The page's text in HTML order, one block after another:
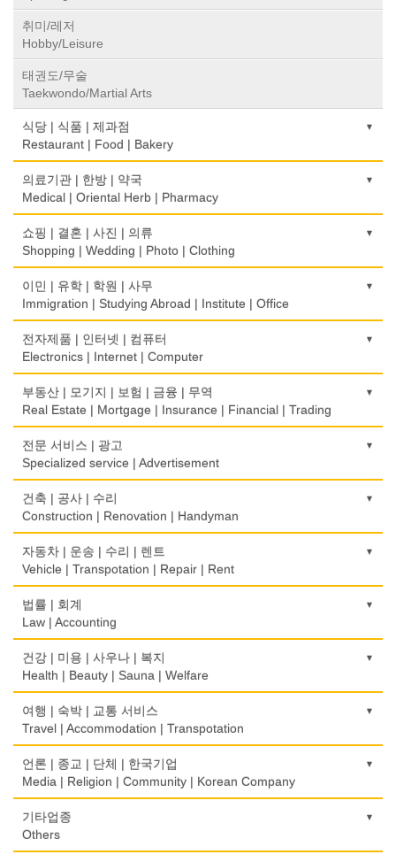
취미/레저
Hobby/Leisure
태권도/무술
Taekwondo/Martial Arts
식당 | 식품 | 제과점
Restaurant | Food | Bakery
농장
Farm
떡집/방앗간
Rice Cake
Fish Market
Restaurant
식당장비
Food Equipment
식품점
Korean Food
Food Manufacturing
와인제조
정육점
제과점
Bakery
식품도매
Food Distributors
의료기관 | 한방 | 약국
Medical | Oriental Herb | Pharmacy
의사-검안의
Optometrist
보청기
Hearing Aid
Bidet
Psychologist/Psychiatrist
안경점
Optical Stores
의료기구
Medical Instruments
Denturist
한의원/한약
약국
의사-내과
Internal Medicine
의사-물리치료/카이로 프랙터
Physiotherapy/Chiropractic Clinic
의사-비뇨기과
의사-산부인과
Obstetrician
쇼핑 | 결혼 | 사진 | 의류
Shopping | Wedding | Photo | Clothing
한복집
Korean Costume
유리/거울/액자
Glass/Mirror/Frame
Children's Ware
Wedding
인터넷 쇼핑
Internet Shopping
결혼상담
Marriage Consulting
Florist
모피점
백화점/선물센터
보석/귀금속/시계
Jeweler/Jeweller
비디오-사진/촬영/편집/공급
Video Service
사진촬영
이민 | 유학 | 학원 | 사무
Immigration | Studying Abroad | Institute | Office
이민/유학
Immigration/Studying Abroad
사무기기
Office Equipment
Stationery/Office Equipment
Book Store
운전학원
Driving School
한글학교
Korean Language School
Boarding House
학교/학원
School/Academy
개인지도-체육
개인지도-음악
Private Lesson-Music
개인지도-옷수선
Private Lesson-Alteration
전자제품 | 인터넷 | 컴퓨터
Electronics | Internet | Computer
금전등록기
Cash Register
인터넷 서비스/까페
Internet Service/Cafe
전자제품 판매/수리
Electronic Goods Sales/Repair
Telephone/Communication Service
컴퓨터 판매/수리
Computer Sales/Repair
부동산 | 모기지 | 보험 | 금융 | 무역
Real Estate | Mortgage | Insurance | Financial | Trading
도매
Wholesale
모기지
Mortgage
International Trade
Insurance/Investment/Finance
부동산 관리
Property Management
채무조정
Bankruptcy
Real Estate
은행/금융기관
전문 서비스 | 광고
Specialized service | Advertisement
광고/그래픽 디자인
Advertising/Graphic Design
광고 에이전트
Advertising Agency
Alarm/Security System
Cemetery/Monument
빨래방/세탁
Coin Laundry/Dry cleaning
상패/트로피
Medal/Trophy
Dry cleaning Equipment
악기사
건축 | 공사 | 수리
Construction | Renovation | Handyman
건축시공/개조
Construction/Home Renovation
건축설계사
Architect
Architecture
Home Inspection
간판
Signs
가구판매/수리
Furniture Sales/Repair
자동차 | 운송 | 수리 | 렌트
Vehicle | Transpotation | Repair | Rent
운송/통관/이삿짐
Transportation/Moving
택배
Courier Service
택시
Taxi Service
Automobile/Car
자동차-렌트
Car Rental
자동차-바디샵
법률 | 회계
Law | Accounting
교통위반티켓
Traffic Ticket
공인회계사(CPA)
CPA
번역/통역/이력서
Translation/Interpretation/Resume Service
Law Office
회계업무
건강 | 미용 | 사우나 | 복지
Health | Beauty | Sauna | Welfare
건강상담/식품/정보
Health Counseling/Food/Information
의료기
Medical Equipment
Massage
여행 | 숙박 | 교통 서비스
Travel | Accommodation | Transpotation
호텔/모텔/숙박
Hotel/Motel
여행/관광
Travel/Tour
언론 | 종교 | 단체 | 한국기업
Media | Religion | Community | Korean Company
기도원/수양관
Retreat Centre
기타업종
Others